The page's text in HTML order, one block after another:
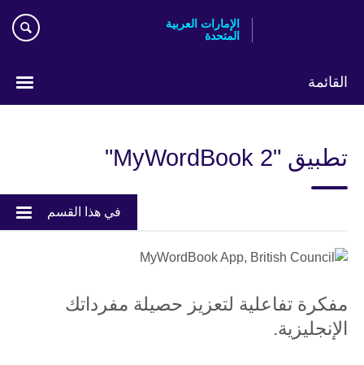
الإمارات العربية
المتحدة
القائمة
تطبيق "MyWordBook 2"
في هذا القسم
مفكرة تفاعلية لتعزيز حصيلة مفرداتك
الإنجليزية.